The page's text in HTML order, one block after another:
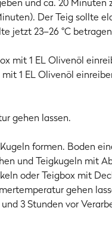
Big FREDklappt es
vor dem Backen
zu legen. So
30-40 Minuten bei
bevor der Teig
zum Schluss ggf.
Der Teig sollte
jetzt 23–26 °C
mit 1 EL Olivenöl
1 EL Olivenöl
gehen lassen.
formen. Boden
und Teigkugeln mit
oder Teigbox mit
gehen
3 Stunden vor